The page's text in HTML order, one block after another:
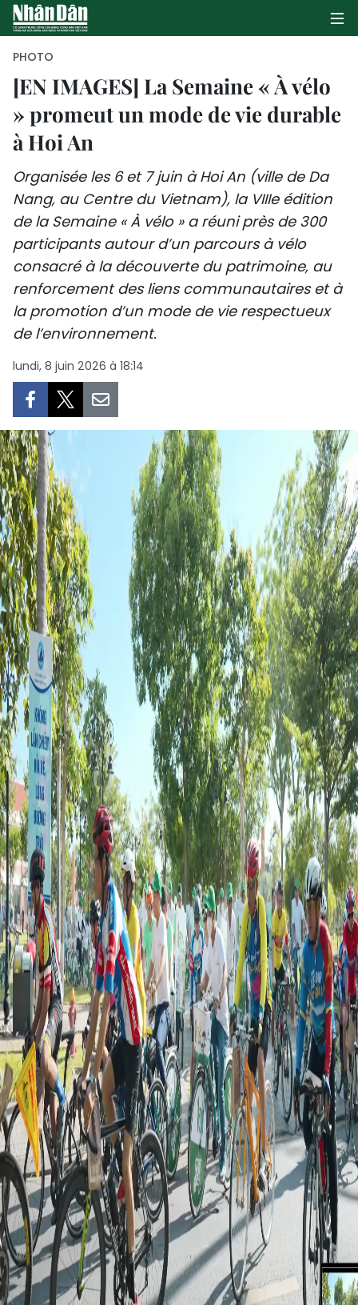
PAGE D'ACCUEIL
ÉCONOMIE
SOCIÉTÉ
CULTURE
TOURISME
ENVIRONNEMENT
PAYS NATAL
INTERNATIONAL
MÉGASTORIE
INFOGRAPHIE
PHOTO
VIDÉO
À PROPOS DU "PEUPLE"
TIẾNG VIỆT
ENGLISH
中文
РУССКИЙ
ESPAÑOL
PHOTO
[EN IMAGES] La Semaine « À vélo
» promeut un mode de vie durable
à Hoi An
Organisée les 6 et 7 juin à Hoi An (ville de Da
Nang, au Centre du Vietnam), la VIIIe édition
de la Semaine « À vélo » a réuni près de 300
participants autour d’un parcours à vélo
consacré à la découverte du patrimoine, au
renforcement des liens communautaires et à
la promotion d’un mode de vie respectueux
de l’environnement.
lundi, 8 juin 2026 à 18:14